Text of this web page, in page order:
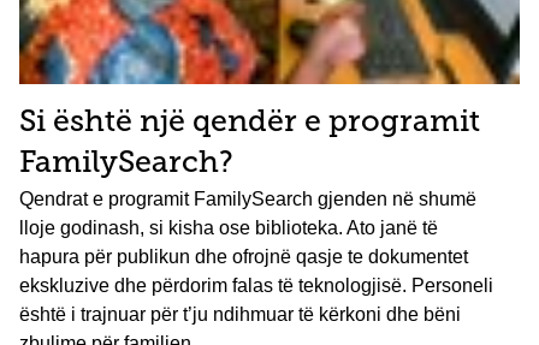
Si është një qendër e programit
FamilySearch?
Qendrat e programit FamilySearch gjenden në shumë
lloje godinash, si kisha ose biblioteka. Ato janë të
hapura për publikun dhe ofrojnë qasje te dokumentet
ekskluzive dhe përdorim falas të teknologjisë. Personeli
është i trajnuar për t’ju ndihmuar të kërkoni dhe bëni